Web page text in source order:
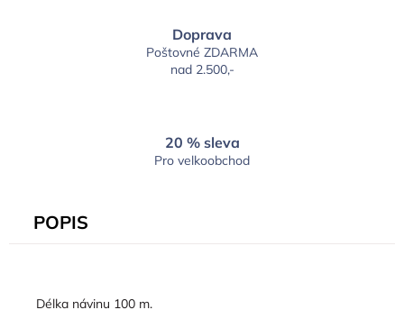
Doprava
Poštovné ZDARMA
nad 2.500,-
20 % sleva
Pro velkoobchod
POPIS
Délka návinu 100 m.